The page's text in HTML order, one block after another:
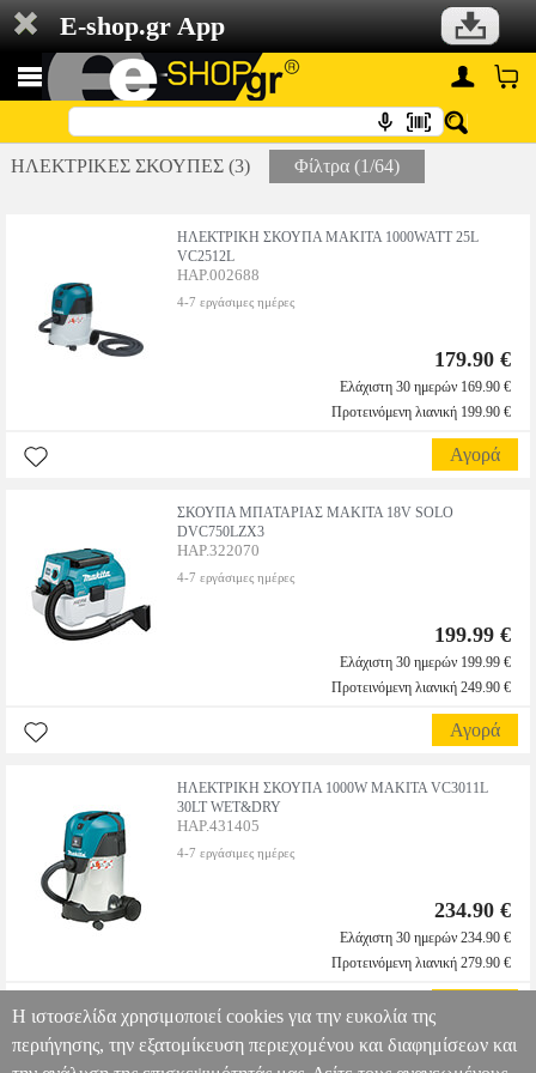
E-shop.gr App
ΗΛΕΚΤΡΙΚΕΣ ΣΚΟΥΠΕΣ (3) Φίλτρα (1/64)
ΗΛΕΚΤΡΙΚΗ ΣΚΟΥΠΑ MAKITA 1000WATT 25L
VC2512L
HAP.002688
4-7 εργάσιμες ημέρες
179.90 €
Ελάχιστη 30 ημερών 169.90 €
Προτεινόμενη λιανική 199.90 €
Αγορά
ΣΚΟΥΠΑ ΜΠΑΤΑΡΙΑΣ MAKITA 18V SOLO
DVC750LZX3
HAP.322070
4-7 εργάσιμες ημέρες
199.99 €
Ελάχιστη 30 ημερών 199.99 €
Προτεινόμενη λιανική 249.90 €
Αγορά
ΗΛΕΚΤΡΙΚΗ ΣΚΟΥΠΑ 1000W MAKITA VC3011L
30LT WET&DRY
HAP.431405
4-7 εργάσιμες ημέρες
234.90 €
Ελάχιστη 30 ημερών 234.90 €
Προτεινόμενη λιανική 279.90 €
Η ιστοσελίδα χρησιμοποιεί cookies για την ευκολία της
περιήγησης, την εξατομίκευση περιεχομένου και διαφημίσεων και